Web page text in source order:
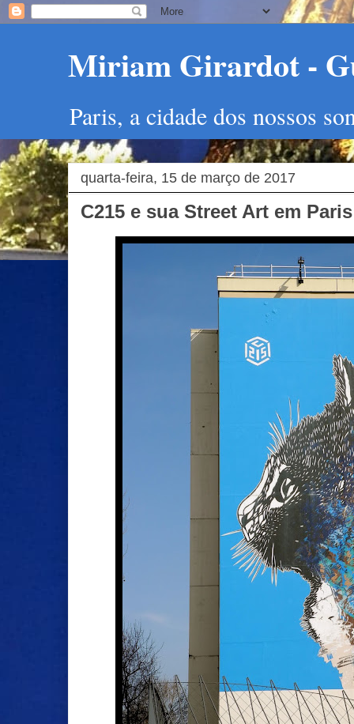
Miriam Girardot -
Paris, a cidade dos nossos
quarta-feira, 15 de março de 2017
C215 e sua Street Art em Paris